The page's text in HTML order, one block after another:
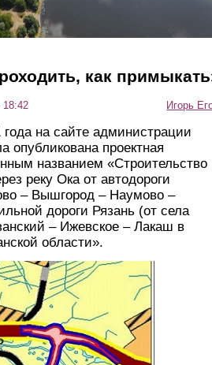
как
18:42 Игорь
на сайте администрации
опубликована проектная
названием «Строительство
реку Ока от автодороги
– Вышгород – Наумово –
дороги Рязань (от села
– Ижевское – Лакаш в
области».